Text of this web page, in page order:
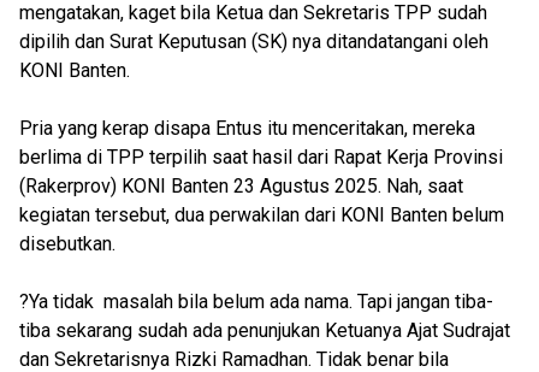
mengatakan, kaget bila Ketua dan Sekretaris TPP sudah
dipilih dan Surat Keputusan (SK) nya ditandatangani oleh
KONI Banten.
Pria yang kerap disapa Entus itu menceritakan, mereka
berlima di TPP terpilih saat hasil dari Rapat Kerja Provinsi
(Rakerprov) KONI Banten 23 Agustus 2025. Nah, saat
kegiatan tersebut, dua perwakilan dari KONI Banten belum
disebutkan.
?Ya tidak masalah bila belum ada nama. Tapi jangan tiba-
tiba sekarang sudah ada penunjukan Ketuanya Ajat Sudrajat
dan Sekretarisnya Rizki Ramadhan. Tidak benar bila